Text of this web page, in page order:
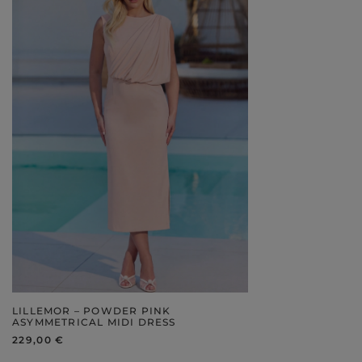
LILLEMOR – POWDER PINK
ASYMMETRICAL MIDI DRESS
229,00 €